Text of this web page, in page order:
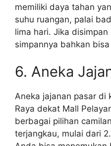
memiliki daya tahan
suhu ruangan, palai
lima hari. Jika
simpannya bahkan
6. Aneka
Aneka jajanan pasar di
Raya dekat Mall
berbagai pilihan
terjangkau, mulai dari